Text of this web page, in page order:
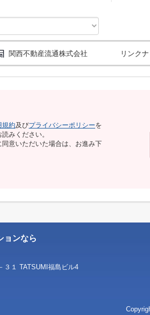
関西不動産流通株式会社 リンクナ
規約及びプライバシーポリシーを
みください。
同意いただいた場合は、お進み下
ョンなら
３１ TATSUMI福島ビル4